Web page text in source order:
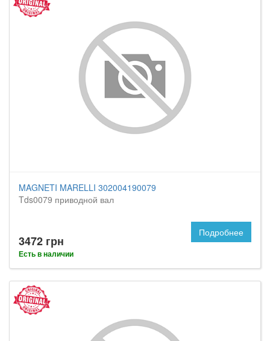
MAGNETI MARELLI 302004190079
Tds0079 приводной вал
3472 грн
Есть в наличии
Подробнее